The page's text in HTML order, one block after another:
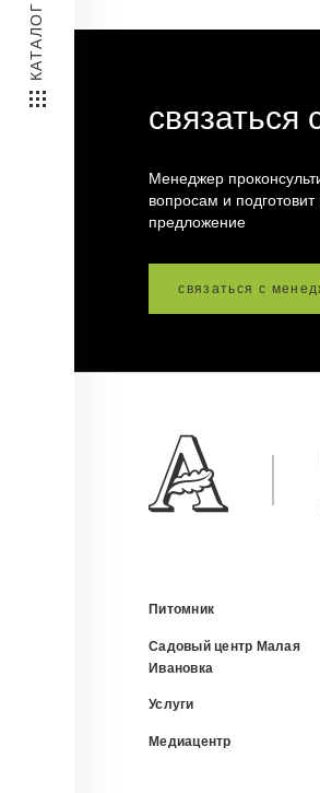
КАТАЛОГ
Менеджер
вопросам и
предложение
связаться с
Питомник
Садовый центр Малая
Ивановка
Услуги
Медиацентр